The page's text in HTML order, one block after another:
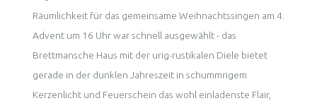
Räumlichkeit für das gemeinsame Weihnachtssingen am 4.
Advent um 16 Uhr war schnell ausgewählt - das
Brettmansche Haus mit der urig-rustikalen Diele bietet
gerade in der dunklen Jahreszeit in schummrigem
Kerzenlicht und Feuerschein das wohl einladenste Flair,